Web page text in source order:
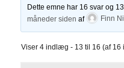
Dette emne har 16 svar og
måneder siden af Finn
Viser 4 indlæg - 13 til 16 (af 16